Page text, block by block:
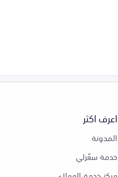
اعرف اكثر
المدونة
خدمة سعّرلي